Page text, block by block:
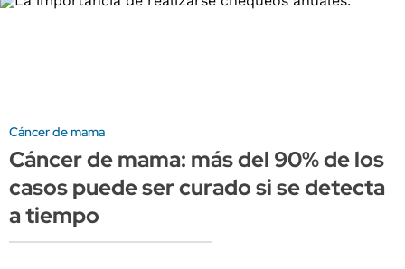
Cáncer de mama
Cáncer de mama: más del 90% de los
casos puede ser curado si se detecta
a tiempo